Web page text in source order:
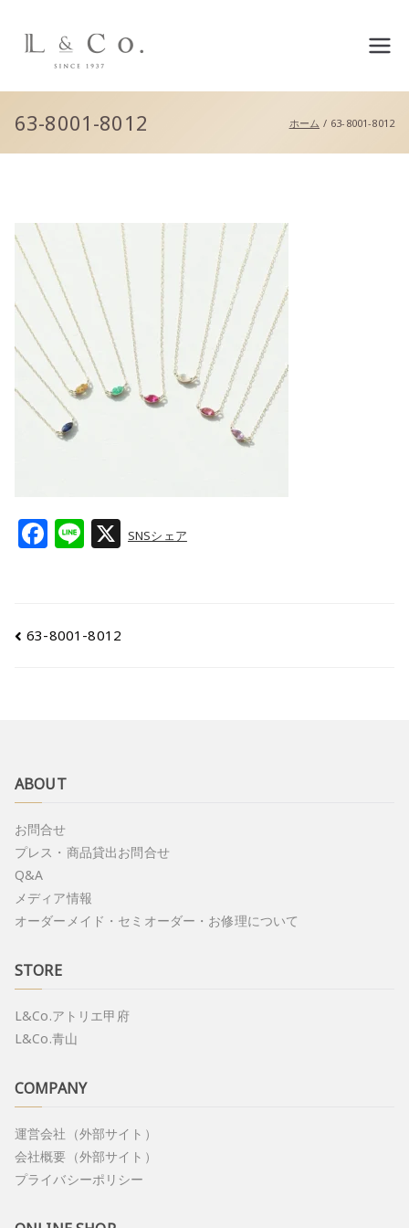
L&co.（エルアンドコー）公
63-8001-8012 ホーム 63-8001-8012
F
e
b
Li X
SNSシェア
63-8001-8012
ABOUT
お問合せ
プレス・商品貸出お問合せ
Q&A
メディア情報
オーダーメイド・セミオーダー・お修理について
STORE
L&Co.アトリエ甲府
L&Co.青山
COMPANY
運営会社（外部サイト）
会社概要（外部サイト）
プライバシーポリシー